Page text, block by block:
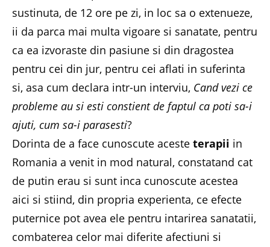
sustinuta, de 12 ore pe zi, in loc sa o extenueze,
ii da parca mai multa vigoare si sanatate, pentru
ca ea izvoraste din pasiune si din dragostea
pentru cei din jur, pentru cei aflati in suferinta
si, asa cum declara intr-un interviu, Cand vezi ce
probleme au si esti constient de faptul ca poti sa-i
ajuti, cum sa-i parasesti?
Dorinta de a face cunoscute aceste terapii in
Romania a venit in mod natural, constatand cat
de putin erau si sunt inca cunoscute acestea
aici si stiind, din propria experienta, ce efecte
puternice pot avea ele pentru intarirea sanatatii,
combaterea celor mai diferite afectiuni si